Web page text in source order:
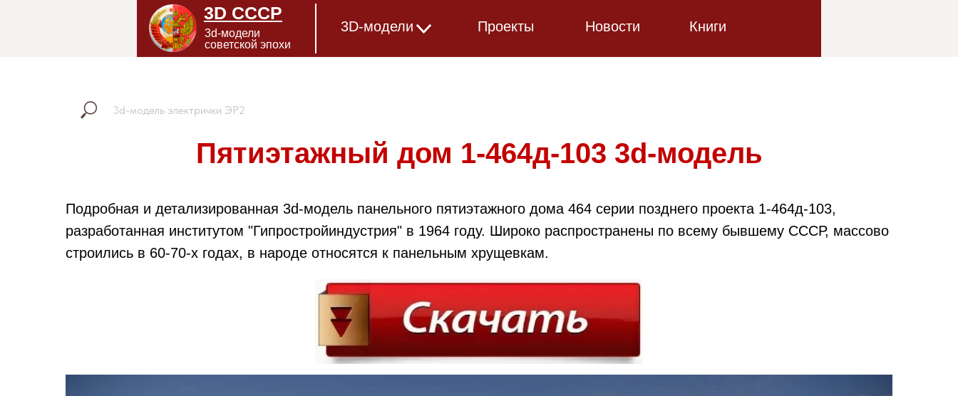
3D СССР
3d-модели
советской эпохи
3D-модели Проекты Новости Книги
Промышленность
Предметы быта
Инфраструктура
Машиностроение
Города и поселки
Html code will be here
Пятиэтажный дом 1-464д-103 3d-модель
Подробная и детализированная 3d-модель панельного пятиэтажного дома 464 серии позднего проекта 1-464д-103,
разработанная институтом "Гипростройиндустрия" в 1964 году. Широко распространены по всему бывшему СССР, массово
строились в 60-70-х годах, в народе относятся к панельным хрущевкам.